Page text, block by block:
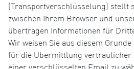
(Transportverschlüsselung) stellt
zwischen Ihrem Browser und
übertragen Informationen für
Wir weisen Sie aus diesem
für die Übermittlung vertraulicher